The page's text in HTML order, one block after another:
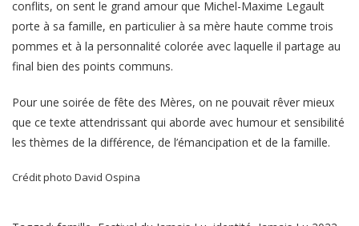
conflits, on sent le grand amour que Michel-Maxime Legault
porte à sa famille, en particulier à sa mère haute comme trois
pommes et à la personnalité colorée avec laquelle il partage au
final bien des points communs.
Pour une soirée de fête des Mères, on ne pouvait rêver mieux
que ce texte attendrissant qui aborde avec humour et sensibilité
les thèmes de la différence, de l’émancipation et de la famille.
Crédit photo David Ospina